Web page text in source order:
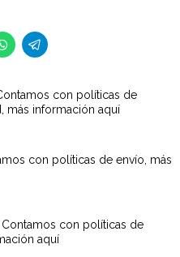
con políticas de
más información aquí
con políticas de envío, más
Contamos con políticas de
aquí